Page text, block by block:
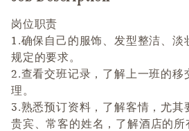
Press space or enter keys to
岗位职责
1.确保自己的服饰、发型整洁、淡
规定的要求。
2.查看交班记录，了解上一班的移
理。
3.熟悉预订资料，了解客情，尤其
贵宾、常客的姓名，了解酒店的所